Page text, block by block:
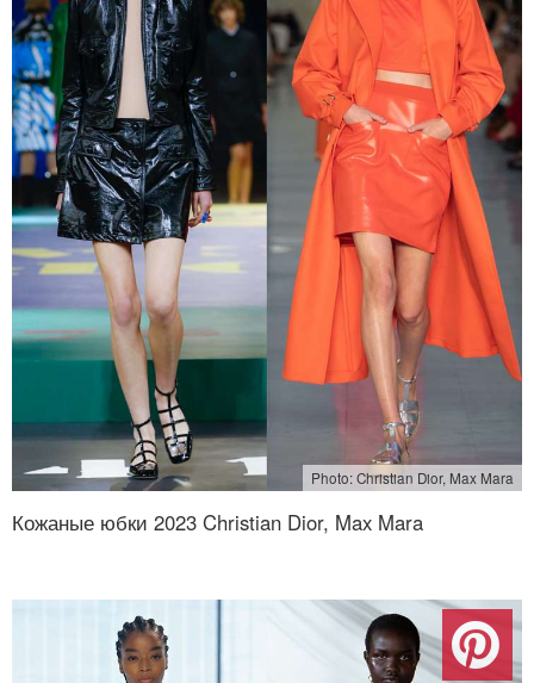
Photo: Christian Dior, Max Mara
Кожаные юбки 2023 Christian Dior, Max Mara